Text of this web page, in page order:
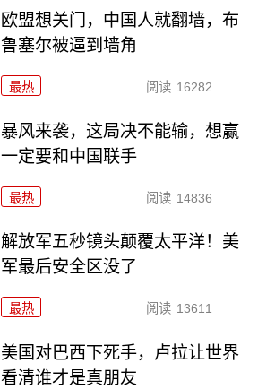
欧盟想关门，中国人就翻墙，布
鲁塞尔被逼到墙角
最热 阅读 16282
暴风来袭，这局决不能输，想赢
一定要和中国联手
最热 阅读 14836
解放军五秒镜头颠覆太平洋！美
军最后安全区没了
最热 阅读 13611
美国对巴西下死手，卢拉让世界
看清谁才是真朋友